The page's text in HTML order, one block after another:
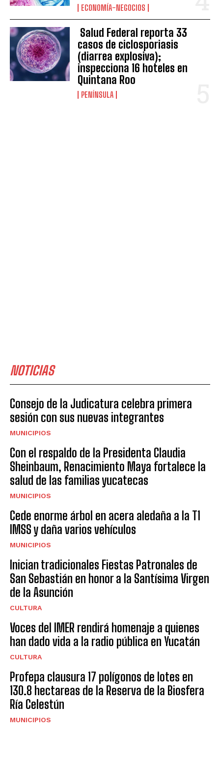
ECONOMÍA-NEGOCIOS
Salud Federal reporta 33
casos de ciclosporiasis
(diarrea explosiva);
inspecciona 16 hoteles en
Quintana Roo
PENÍNSULA
NOTICIAS
Consejo de la Judicatura celebra primera
sesión con sus nuevas integrantes
MUNICIPIOS
Con el respaldo de la Presidenta Claudia
Sheinbaum, Renacimiento Maya fortalece la
salud de las familias yucatecas
MUNICIPIOS
Cede enorme árbol en acera aledaña a la T1
IMSS y daña varios vehículos
MUNICIPIOS
Inician tradicionales Fiestas Patronales de
San Sebastián en honor a la Santísima Virgen
de la Asunción
CULTURA
Voces del IMER rendirá homenaje a quienes
han dado vida a la radio pública en Yucatán
CULTURA
Profepa clausura 17 polígonos de lotes en
130.8 hectareas de la Reserva de la Biosfera
Ría Celestún
MUNICIPIOS